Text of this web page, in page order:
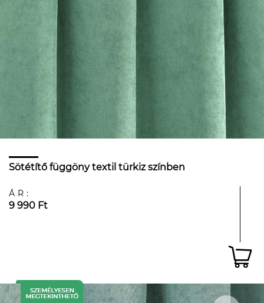
Sötétítő függöny textil türkiz színben
ÁR:
9 990 Ft